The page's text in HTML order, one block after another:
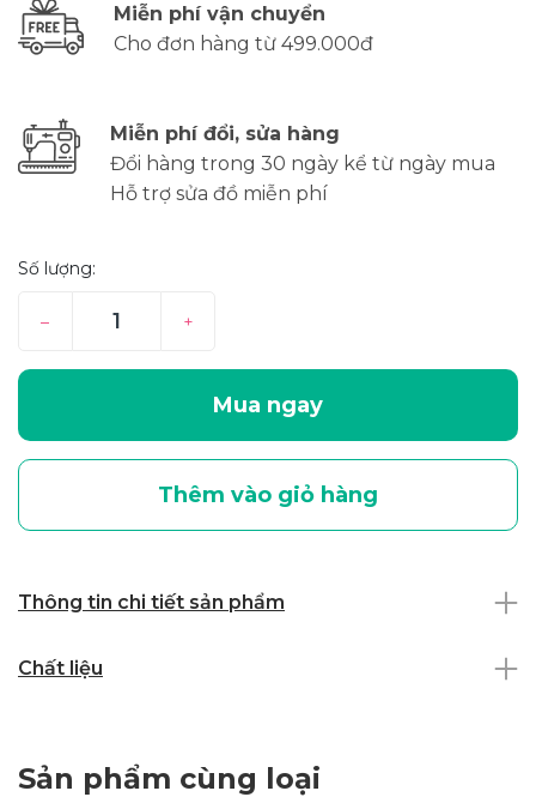
Miễn phí vận chuyển
Cho đơn hàng từ 499.000đ
Miễn phí đổi, sửa hàng
Đổi hàng trong 30 ngày kể từ ngày mua
Hỗ trợ sửa đồ miễn phí
Số lượng:
– +
Mua ngay
Thêm vào giỏ hàng
Thông tin chi tiết sản phẩm
Chất liệu
Sản phẩm cùng loại